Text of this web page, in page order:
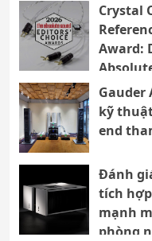
Crystal
Award:
Gauder
kỹ
end
Đánh
tích
mạnh
phòng